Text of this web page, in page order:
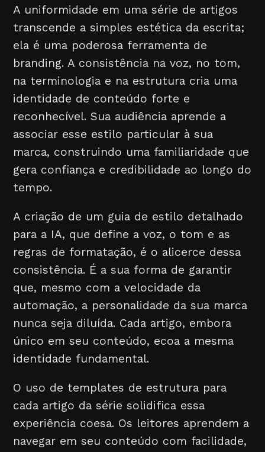
A uniformidade em uma série de artigos
transcende a simples estética da escrita;
ela é uma poderosa ferramenta de
branding. A consistência na voz, no tom,
na terminologia e na estrutura cria uma
identidade de conteúdo forte e
reconhecível. Sua audiência aprende a
associar esse estilo particular à sua
marca, construindo uma familiaridade que
gera confiança e credibilidade ao longo do
tempo.
A criação de um guia de estilo detalhado
para a IA, que define a voz, o tom e as
regras de formatação, é o alicerce dessa
consistência. É a sua forma de garantir
que, mesmo com a velocidade da
automação, a personalidade da sua marca
nunca seja diluída. Cada artigo, embora
único em seu conteúdo, ecoa a mesma
identidade fundamental.
O uso de templates de estrutura para
cada artigo da série solidifica essa
experiência coesa. Os leitores aprendem a
navegar em seu conteúdo com facilidade,